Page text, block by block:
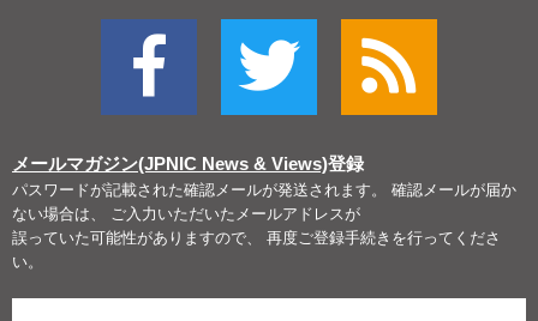
メールマガジン(JPNIC News & Views)登録
パスワードが記載された確認メールが発送されます。 確認メールが届か
ない場合は、 ご入力いただいたメールアドレスが
誤っていた可能性がありますので、 再度ご登録手続きを行ってくださ
い。